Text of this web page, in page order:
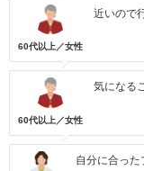
60代以上／女性
近いので
60代以上／女性
気になる
自分に合った